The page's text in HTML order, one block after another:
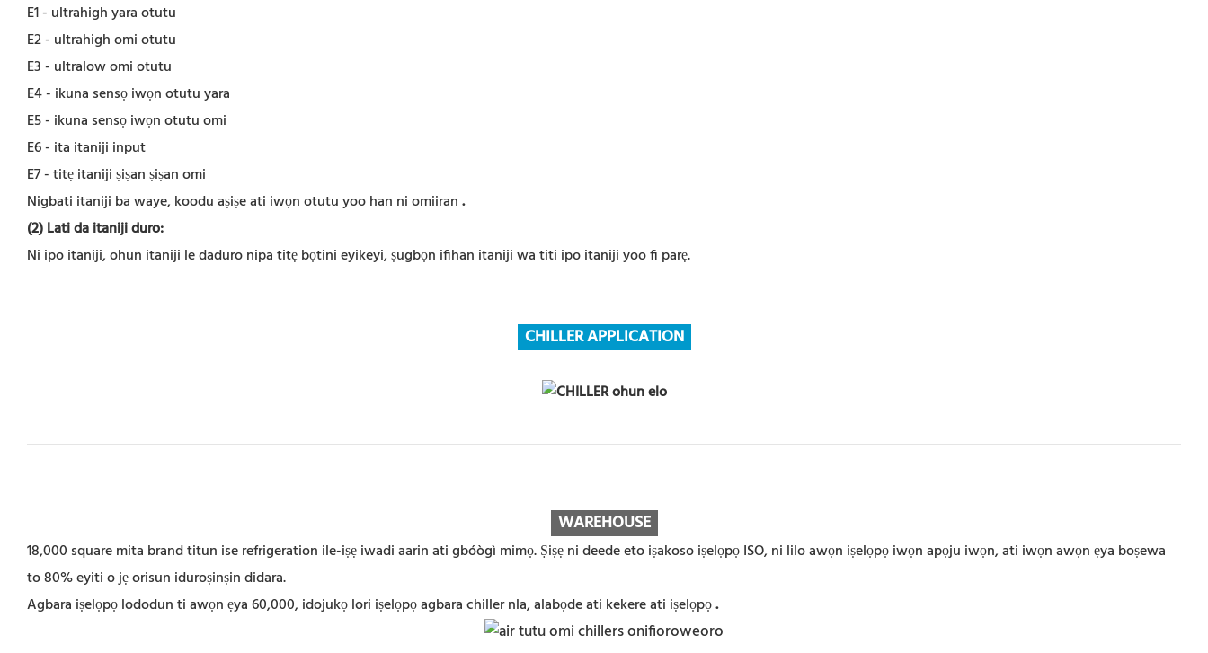
E1 - ultrahigh yara otutu
E2 - ultrahigh omi otutu
E3 - ultralow omi otutu
E4 - ikuna sensọ iwọn otutu yara
E5 - ikuna sensọ iwọn otutu omi
E6 - ita itaniji input
E7 - titẹ itaniji ṣiṣan ṣiṣan omi
Nigbati itaniji ba waye, koodu aṣiṣe ati iwọn otutu yoo han ni omiiran.
(2) Lati da itaniji duro:
Ni ipo itaniji, ohun itaniji le daduro nipa titẹ bọtini eyikeyi, ṣugbọn ifihan itaniji wa titi ipo itaniji yoo fi parẹ.
CHILLER APPLICATION
WAREHOUSE
18,000 square mita brand titun ise refrigeration ile-iṣẹ iwadi aarin ati gbóògì mimọ. Ṣiṣẹ ni deede eto iṣakoso iṣelọpọ ISO, ni lilo awọn iṣelọpọ iwọn apọju iwọn, ati iwọn awọn ẹya boṣewa
to 80% eyiti o jẹ orisun iduroṣinṣin didara.
Agbara iṣelọpọ lododun ti awọn ẹya 60,000, idojukọ lori iṣelọpọ agbara chiller nla, alabọde ati kekere ati iṣelọpọ.